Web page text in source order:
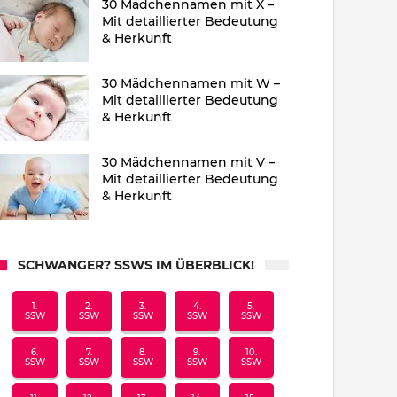
30 Mädchennamen mit X –
Mit detaillierter Bedeutung
& Herkunft
30 Mädchennamen mit W –
Mit detaillierter Bedeutung
& Herkunft
30 Mädchennamen mit V –
Mit detaillierter Bedeutung
& Herkunft
SCHWANGER? SSWS IM ÜBERBLICK!
1.
SSW
2.
SSW
3.
SSW
4.
SSW
5.
SSW
6.
SSW
7.
SSW
8.
SSW
9.
SSW
10.
SSW